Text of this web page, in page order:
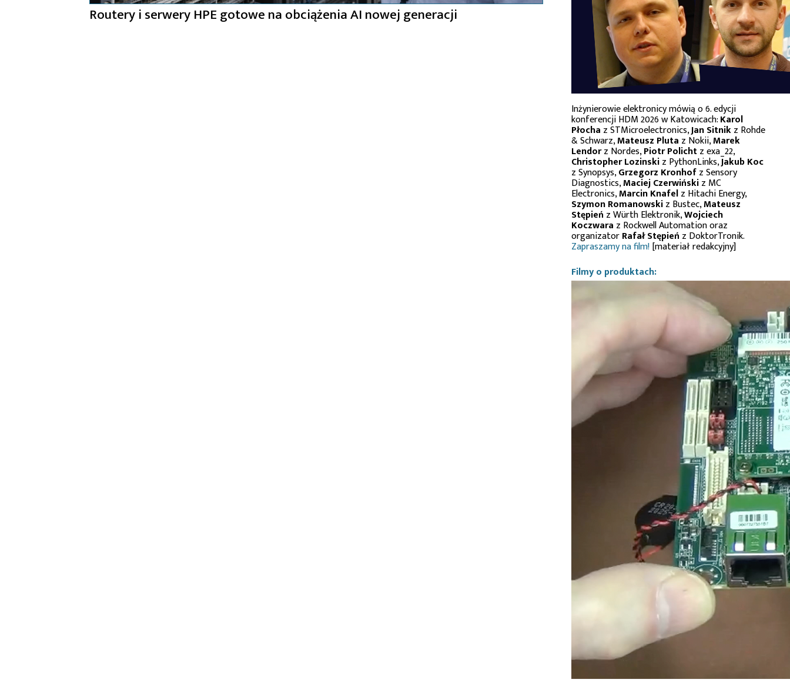
Routery i serwery HPE gotowe na obciążenia AI nowej generacji
Inżynierowie elektronicy mówią o 6. edycji
konferencji HDM 2026 w Katowicach:Karol
Płocha z STMicroelectronics,Jan Sitnikz Rohde
& Schwarz,Mateusz Pluta z Nokii,Marek
Lendorz Nordes,Piotr Polichtz exa_22,
Christopher Lozinskiz PythonLinks,Jakub Koc
z Synopsys,Grzegorz Kronhofz Sensory
Diagnostics,Maciej Czerwińskiz MC
Electronics,Marcin Knafelz Hitachi Energy,
Szymon Romanowskiz Bustec,Mateusz
Stępień z Würth Elektronik,Wojciech
Koczwara z Rockwell Automation oraz
organizatorRafał Stępień z DoktorTronik.
Zapraszamy na film![materiał redakcyjny]
Filmy o produktach: